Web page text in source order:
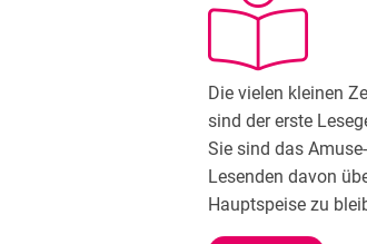
Die vielen kleinen
sind der erste
Sie sind das
Lesenden davon
Hauptspeise zu